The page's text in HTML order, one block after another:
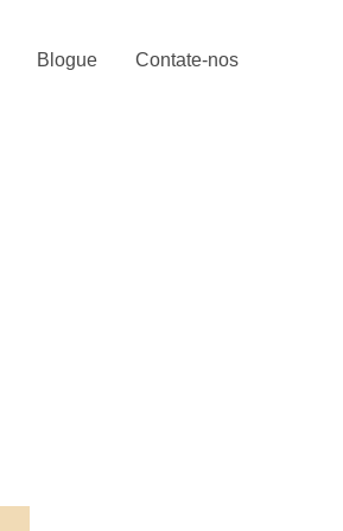
Blogue Contate-nos